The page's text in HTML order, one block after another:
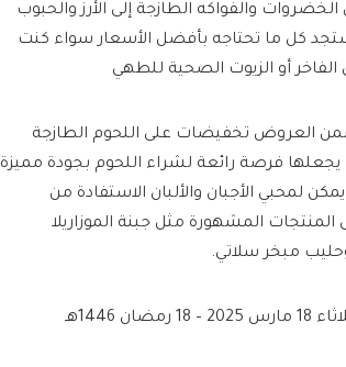
والفواكه الطازجة إلى الأرز والحبوب
ستجد كل ما تحتاجه بأفضل الأسعار سواء كنت
الفاخر أو الزيوت الصحية للطهي
العروض تخفيضات على اللحوم الطازجة
يجعلها فرصة رائعة لشراء اللحوم بجودة مميزة
لمحبي الأجبان والألبان الاستفادة من
المشهورة مثل جبنة الموزاريلا
مبخر سلاتي.
1446هـ